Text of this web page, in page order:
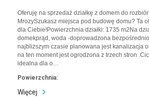
Oferuję na sprzedaż działkę z domem do
MrozySzukasz miejsca pod budowę domu? Ta
dla Ciebie!Powierzchnia działki: 1735 m2Na
domekprąd, woda -doprowadzona
najbliższym czasie planowana jest kanalizacja
na ten moment jest ogrodzona z trzech stron
idealna dla o…
Powierzchnia:
Więcej